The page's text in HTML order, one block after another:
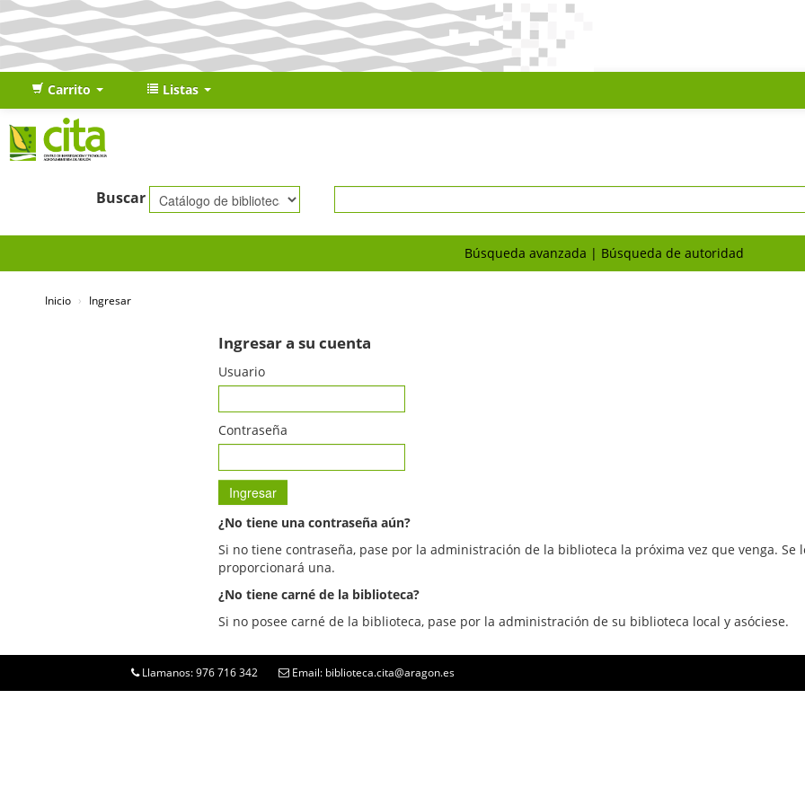
Carrito Listas
Buscar
Búsqueda avanzada Búsqueda de autoridad
Inicio › Ingresar
Ingresar a su cuenta
Usuario
Contraseña
¿No tiene una contraseña aún?
Si no tiene contraseña, pase por la administración de la biblioteca la próxima vez que venga. Se
proporcionará una.
¿No tiene carné de la biblioteca?
Si no posee carné de la biblioteca, pase por la administración de su biblioteca local y asóciese.
Llamanos: 976 716 342 Email: biblioteca.cita@aragon.es